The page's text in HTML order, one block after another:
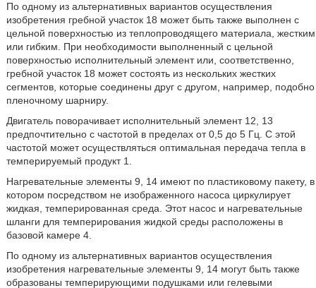
По одному из альтернативных вариантов осуществления
изобретения гребной участок 18 может быть также выполнен с
цельной поверхностью из теплопроводящего материала, жестким
или гибким. При необходимости выполненный с цельной
поверхностью исполнительный элемент или, соответственно,
гребной участок 18 может состоять из нескольких жестких
сегментов, которые соединены друг с другом, например, подобно
пленочному шарниру.
Двигатель поворачивает исполнительный элемент 12, 13
предпочтительно с частотой в пределах от 0,5 до 5 Гц. С этой
частотой может осуществляться оптимальная передача тепла в
темперируемый продукт 1.
Нагревательные элементы 9, 14 имеют по пластиковому пакету, в
котором посредством не изображенного насоса циркулирует
жидкая, темперированная среда. Этот насос и нагревательные
шланги для темперирования жидкой среды расположены в
базовой камере 4.
По одному из альтернативных вариантов осуществления
изобретения нагревательные элементы 9, 14 могут быть также
образованы темперирующими подушками или гелевыми